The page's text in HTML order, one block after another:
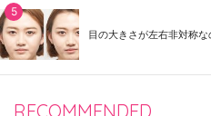
目の大きさが左右非対称な
RECOMMENDED